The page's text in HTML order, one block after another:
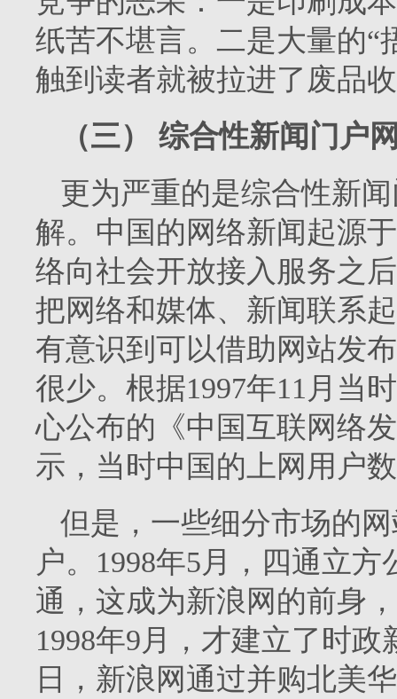
纸苦不堪言。二是大量的“
触到读者就被拉进了废品
（三）
综合性新闻门户
更为严重的是综合性新
解。中国的网络新闻起源于
络向社会开放接入服务之
把网络和媒体、新闻联系
有意识到可以借助网站发
很少。根据1997年11 月当
心公布的《中国互联网络
示，当时中国的上网用户
但是，一些细分市场的
户。 1998年5月，四通立方
通，这成为新浪网的前身
1998年9月，才建立了时
日，新浪网通过并购北美